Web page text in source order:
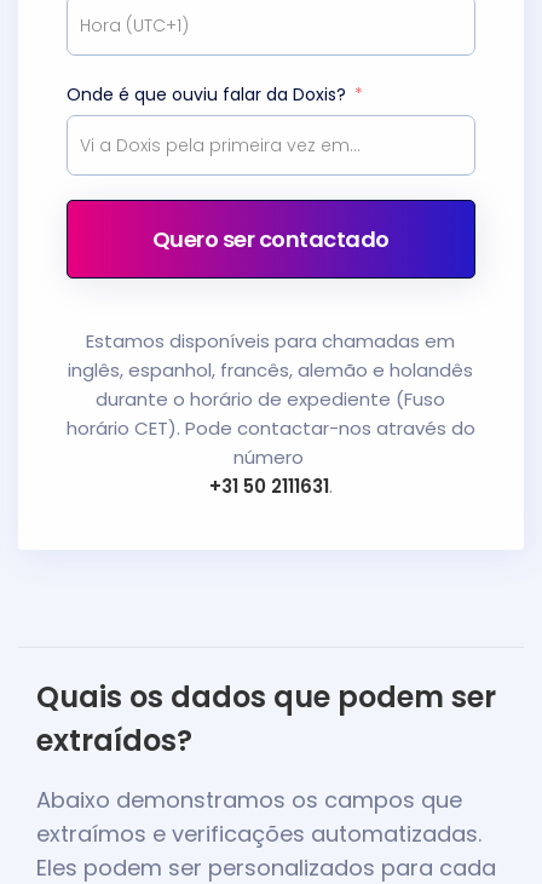
Onde é que ouviu falar da Doxis?
Quero ser contactado
Estamos disponíveis para chamadas em
inglês, espanhol, francês, alemão e holandês
durante o horário de expediente (Fuso
horário CET). Pode contactar-nos através do
número
+31 50 2111631.
Quais os dados que podem ser
extraídos?
Abaixo demonstramos os campos que
extraímos e verificações automatizadas.
Eles podem ser personalizados para cada